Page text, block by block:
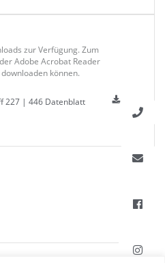
zur Verfügung. Zum
Adobe Acrobat Reader
können.
227 | 446 Datenblatt